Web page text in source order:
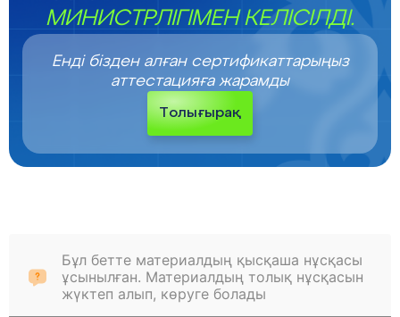
МИНИСТРЛІГІМЕН КЕЛІСІЛДІ.
Енді бізден алған сертификаттарыңыз
аттестацияға жарамды
Толығырақ
Бұл бетте материалдың қысқаша нұсқасы
ұсынылған. Материалдың толық нұсқасын
жүктеп алып, көруге болады